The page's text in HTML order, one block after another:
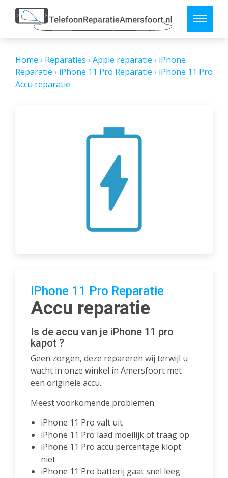
Home › Reparaties › Apple reparatie › iPhone
Reparatie › iPhone 11 Pro Reparatie › iPhone 11 Pro
Accu reparatie
iPhone 11 Pro Reparatie
Accu reparatie
Is de accu van je iPhone 11 pro
kapot ?
Geen zorgen, deze repareren wij terwijl u
wacht in onze winkel in Amersfoort met
een originele accu.
Meest voorkomende problemen:
iPhone 11 Pro valt uit
iPhone 11 Pro laad moeilijk of traag op
iPhone 11 Pro accu percentage klopt
niet
iPhone 11 Pro batterij gaat snel leeg